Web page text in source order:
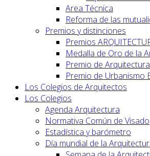
Area Técnica
Reforma de las
Premios y distinciones
Premios
Medalla de Oro de la
Premio de
Premio de Urbanismo
Los Colegios de Arquitectos
Los Colegios
Agenda Arquitectura
Normativa Común de Visado
Estadística y barómetro
Día mundial de la